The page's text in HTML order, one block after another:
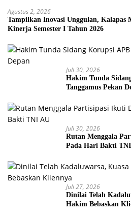
Agustus 2, 2026
Tampilkan Inovasi Unggulan, Kalapas
Kinerja Semester I Tahun 2026
Juli 30, 2026
Hakim Tunda
Tanggamus Pekan
Juli 30, 2026
Rutan Menggala
Pada Hari Bakti
Juli 27, 2026
Dinilai Telah
Hakim Bebaskan